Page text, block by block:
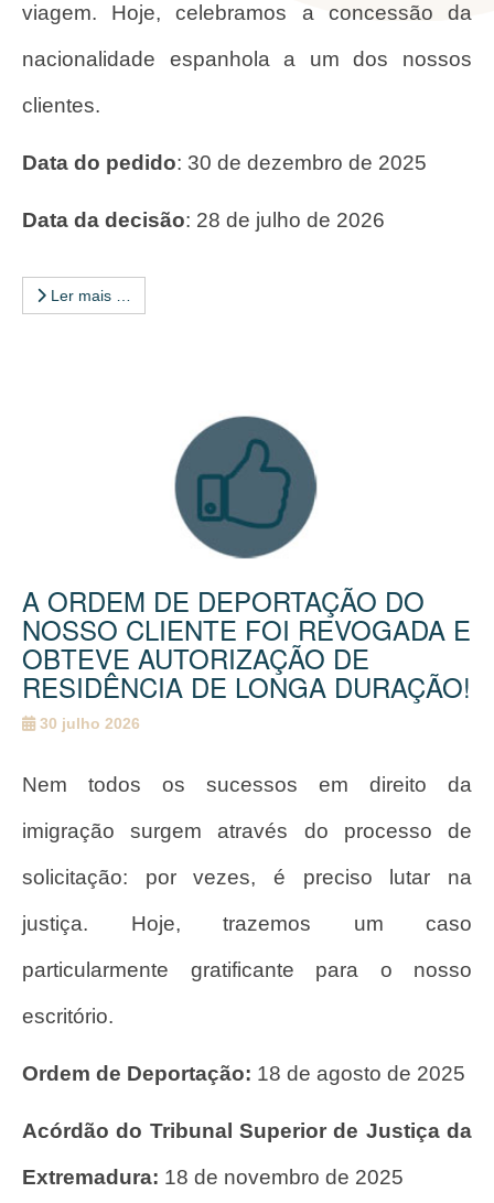
viagem. Hoje, celebramos a concessão da
nacionalidade espanhola a um dos nossos
clientes.
Data do pedido: 30 de dezembro de 2025
Data da decisão: 28 de julho de 2026
Ler mais …
A ORDEM DE DEPORTAÇÃO DO
NOSSO CLIENTE FOI REVOGADA E
OBTEVE AUTORIZAÇÃO DE
RESIDÊNCIA DE LONGA DURAÇÃO!
30 julho 2026
Nem todos os sucessos em direito da
imigração surgem através do processo de
solicitação: por vezes, é preciso lutar na
justiça. Hoje, trazemos um caso
particularmente gratificante para o nosso
escritório.
Ordem de Deportação: 18 de agosto de 2025
Acórdão do Tribunal Superior de Justiça da
Extremadura: 18 de novembro de 2025